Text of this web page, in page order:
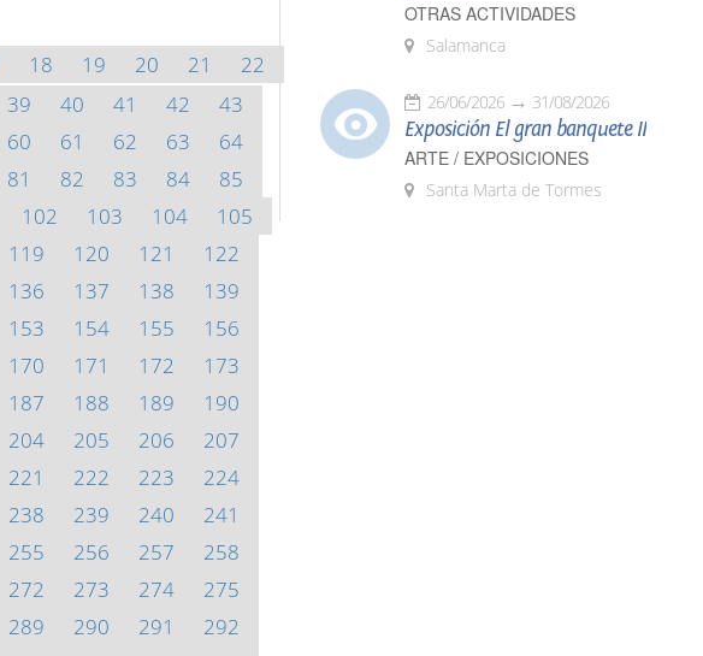
18 19 20 21
22
39 40 41 42
43
60 61 62 63
64
81 82 83 84
85
102 103 104
105
119 120 121
122
136 137 138
139
153 154 155
156
170 171 172
173
187 188 189
190
204 205 206
207
221 222 223
224
238 239 240
241
255 256 257
258
272 273 274
275
289 290 291
292
OTRAS ACTIVIDADES
Salamanca
26/06/2026 31/08/2026
Exposición El gran banquete II
ARTE / EXPOSICIONES
Santa Marta de Tormes